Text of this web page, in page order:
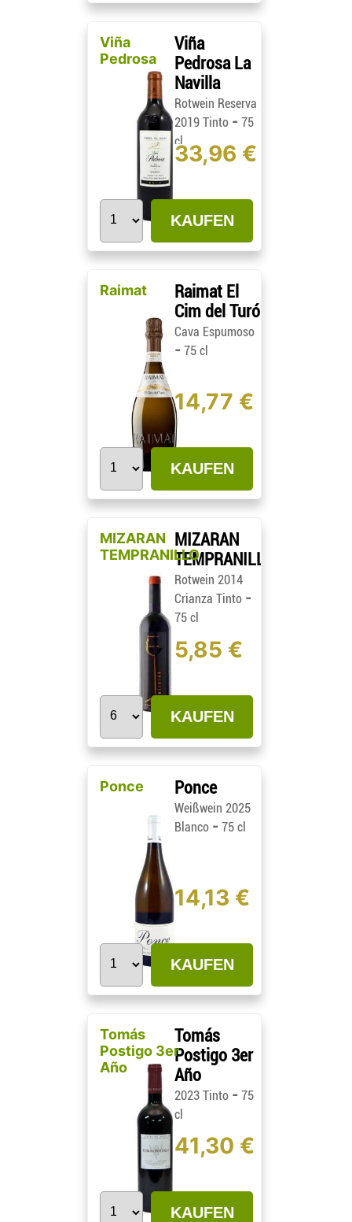
Viña
Pedrosa
Viña
Pedrosa La
Navilla
Rotwein Reserva
2019 Tinto - 75
cl
33,96 €
KAUFEN
Raimat
Raimat El
Cim del Turó
Cava Espumoso
- 75 cl
14,77 €
KAUFEN
MIZARAN
TEMPRANILLO
MIZARAN
TEMPRANILLO
Rotwein 2014
Crianza Tinto -
75 cl
5,85 €
KAUFEN
Ponce Ponce
Weißwein 2025
Blanco - 75 cl
14,13 €
KAUFEN
Tomás
Postigo 3er
Año
Tomás
Postigo 3er
Año
2023 Tinto - 75
cl
41,30 €
KAUFEN